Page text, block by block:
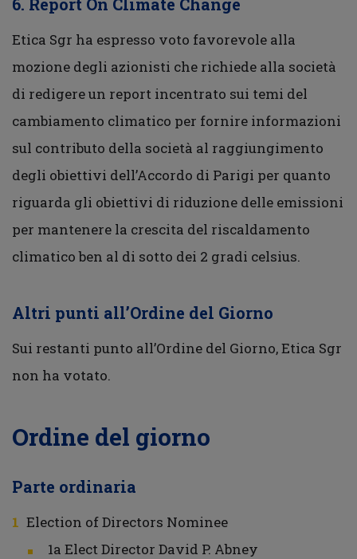
Etica Sgr ha espresso voto favorevole alla
mozione degli azionisti che richiede alla società
di redigere un report incentrato sui temi del
cambiamento climatico per fornire informazioni
sul contributo della società al raggiungimento
degli obiettivi dell’Accordo di Parigi per quanto
riguarda gli obiettivi di riduzione delle emissioni
per mantenere la crescita del riscaldamento
climatico ben al di sotto dei 2 gradi celsius.
Altri punti all’Ordine del Giorno
Sui restanti punto all’Ordine del Giorno, Etica Sgr
non ha votato.
Ordine del giorno
Parte ordinaria
Election of Directors Nominee
1a Elect Director David P. Abney